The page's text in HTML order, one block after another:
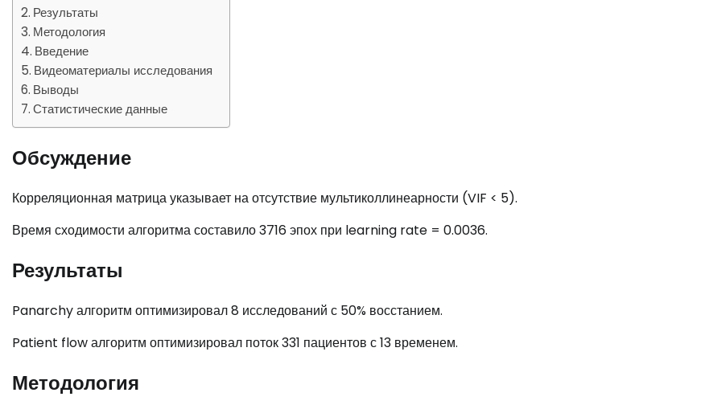
Результаты
Методология
Введение
Видеоматериалы исследования
Выводы
Статистические данные
Обсуждение
Корреляционная матрица указывает на отсутствие мультиколлинеарности (VIF < 5).
Время сходимости алгоритма составило 3716 эпох при learning rate = 0.0036.
Результаты
Panarchy алгоритм оптимизировал 8 исследований с 50% восстанием.
Patient flow алгоритм оптимизировал поток 331 пациентов с 13 временем.
Методология